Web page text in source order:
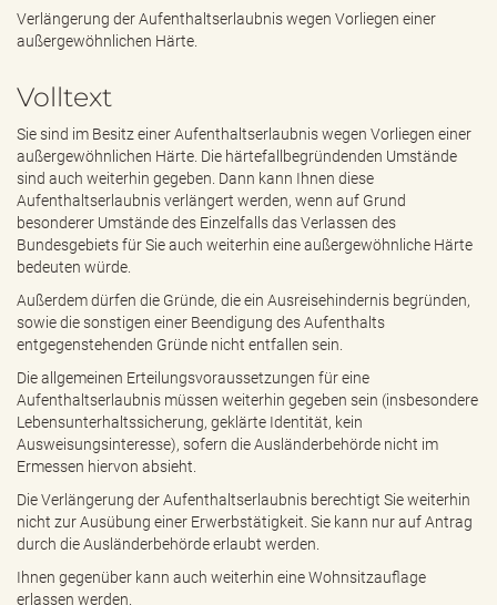
n
Verlängerung der Aufenthaltserlaubnis wegen Vorliegen einer
außergewöhnlichen Härte.
Volltext
Sie sind im Besitz einer Aufenthaltserlaubnis wegen Vorliegen einer
außergewöhnlichen Härte. Die härtefallbegründenden Umstände
sind auch weiterhin gegeben. Dann kann Ihnen diese
Aufenthaltserlaubnis verlängert werden, wenn auf Grund
besonderer Umstände des Einzelfalls das Verlassen des
Bundesgebiets für Sie auch weiterhin eine außergewöhnliche Härte
bedeuten würde.
Außerdem dürfen die Gründe, die ein Ausreisehindernis begründen,
sowie die sonstigen einer Beendigung des Aufenthalts
entgegenstehenden Gründe nicht entfallen sein.
Die allgemeinen Erteilungsvoraussetzungen für eine
Aufenthaltserlaubnis müssen weiterhin gegeben sein (insbesondere
Lebensunterhaltssicherung, geklärte Identität, kein
Ausweisungsinteresse), sofern die Ausländerbehörde nicht im
Ermessen hiervon absieht.
Die Verlängerung der Aufenthaltserlaubnis berechtigt Sie weiterhin
nicht zur Ausübung einer Erwerbstätigkeit. Sie kann nur auf Antrag
durch die Ausländerbehörde erlaubt werden.
Ihnen gegenüber kann auch weiterhin eine Wohnsitzauflage
erlassen werden.